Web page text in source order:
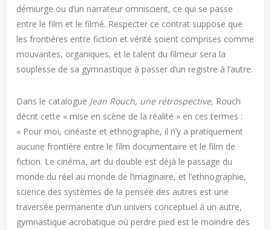
démiurge ou d’un narrateur omniscient, ce qui se passe
entre le film et le filmé. Respecter ce contrat suppose que
les frontières entre fiction et vérité soient comprises comme
mouvantes, organiques, et le talent du filmeur sera la
souplesse de sa gymnastique à passer d’un registre à l’autre.
Dans le catalogue Jean Rouch, une rétrospective, Rouch
décrit cette « mise en scène de la réalité » en ces termes :
« Pour moi, cinéaste et ethnographe, il n’y a pratiquement
aucune frontière entre le film documentaire et le film de
fiction. Le cinéma, art du double est déjà le passage du
monde du réel au monde de l’imaginaire, et l’ethnographie,
science des systèmes de la pensée des autres est une
traversée permanente d’un univers conceptuel à un autre,
gymnastique acrobatique où perdre pied est le moindre des